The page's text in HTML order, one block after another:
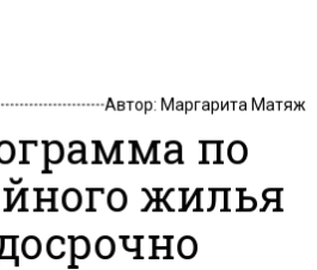
Автор:Маргарита Матяж
по
жилья